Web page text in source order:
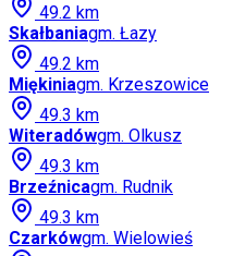
49.2 km
Skałbaniagm. Łazy
49.2 km
Miękiniagm. Krzeszowice
49.3 km
Witeradówgm. Olkusz
49.3 km
Brzeźnicagm. Rudnik
49.3 km
Czarkówgm. Wielowieś